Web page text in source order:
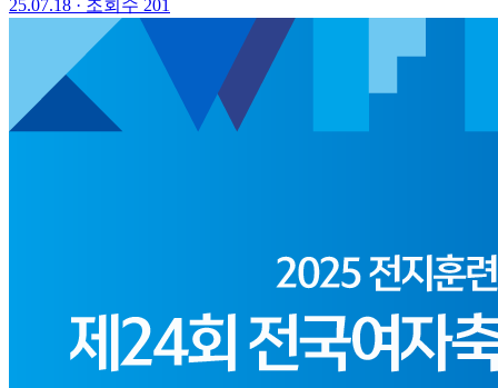
25.07.18 · 조회수 201